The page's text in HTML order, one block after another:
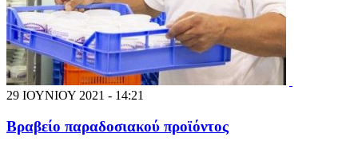
29 ΙΟΥΝΙΟΥ 2021 - 14:21
Βραβείο παραδοσιακού προϊόντος